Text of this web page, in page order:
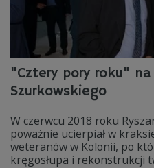
"Cztery pory roku" na
Szurkowskiego
W czerwcu 2018 roku
poważnie ucierpiał w
weteranów w Kolonii, po
kręgosłupa i rekonstrukcji